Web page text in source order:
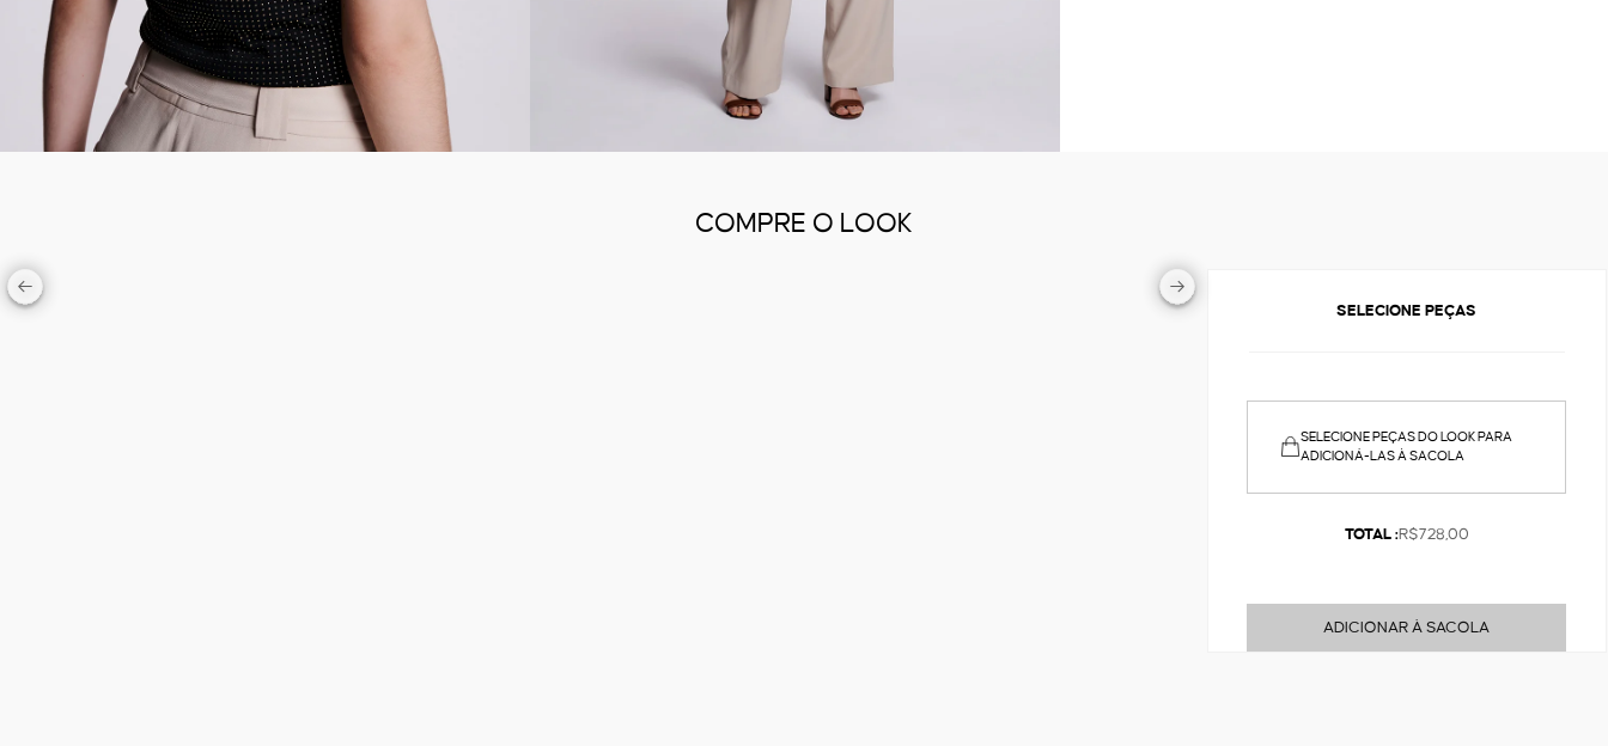
COMPRE O LOOK
SELECIONE PEÇAS
SELECIONE PEÇAS DO LOOK PARA
ADICIONÁ-LAS À SACOLA
TOTAL :R$728,00
ADICIONAR À SACOLA